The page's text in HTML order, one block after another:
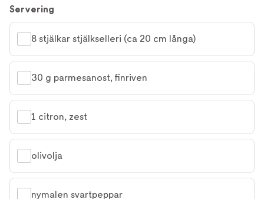
Servering
8 stjälkar stjälkselleri (ca 20 cm långa)
30 g parmesanost, finriven
1 citron, zest
olivolja
nymalen svartpeppar